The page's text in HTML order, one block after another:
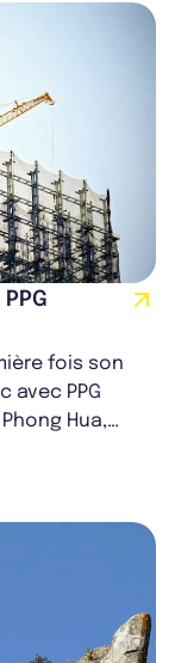
fois son
avec PPG
Hua,
d...